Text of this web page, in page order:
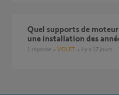
Quel supports de moteur et d'axe de volets roulants sur
une installation des
1 réponse VOLET il y a 17 jours